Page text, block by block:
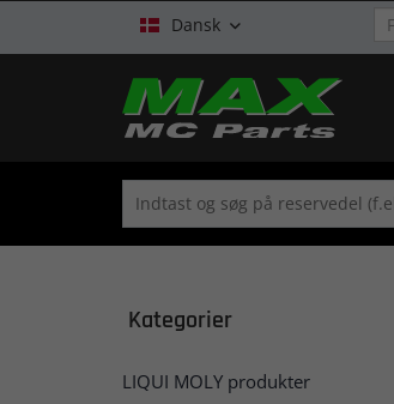
Dansk 
Kategorier
LIQUI MOLY produkter